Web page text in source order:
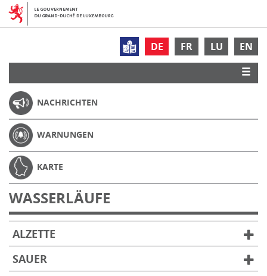
DE FR LU EN
NACHRICHTEN
WARNUNGEN
KARTE
WASSERLÄUFE
ALZETTE
SAUER